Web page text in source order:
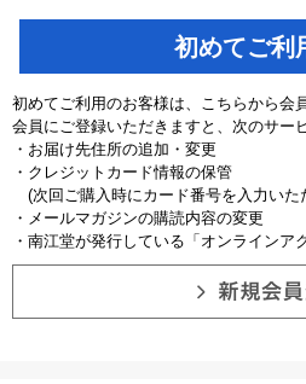
初めてご利
初めてご利用のお客様は、こちらから会
会員にご登録いただきますと、次のサー
・お届け先住所の追加・変更
・クレジットカード情報の保管
(次回ご購入時にカード番号を入力いた
・メールマガジンの購読内容の変更
・南江堂が発行している「オンラインア